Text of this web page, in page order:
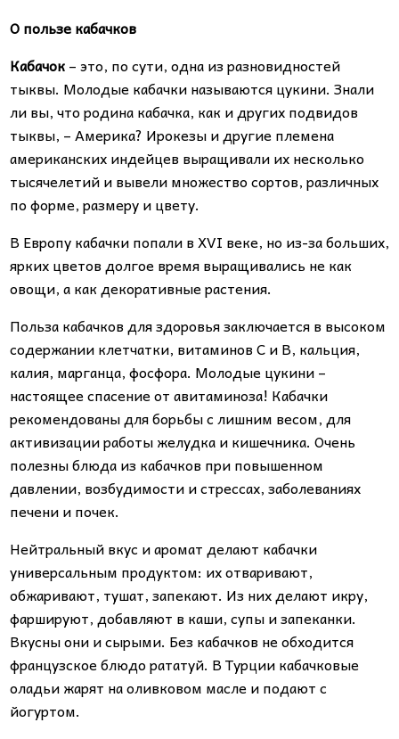
О пользе кабачков
Кабачок– это, по сути, одна из разновидностей
тыквы. Молодые кабачки называются цукини. Знали
ли вы, что родина кабачка, как и других подвидов
тыквы, – Америка? Ирокезы и другие племена
американских индейцев выращивали их несколько
тысячелетий и вывели множество сортов, различных
по форме, размеру и цвету.
В Европу кабачки попали в XVI веке, но из-за больших,
ярких цветов долгое время выращивались не как
овощи, а как декоративные растения.
Польза кабачков для здоровья заключается в высоком
содержании клетчатки, витаминов С и В, кальция,
калия, марганца, фосфора. Молодые цукини –
настоящее спасение от авитаминоза! Кабачки
рекомендованы для борьбы с лишним весом, для
активизации работы желудка и кишечника. Очень
полезны блюда из кабачков при повышенном
давлении, возбудимости и стрессах, заболеваниях
печени и почек.
Нейтральный вкус и аромат делают кабачки
универсальным продуктом: их отваривают,
обжаривают, тушат, запекают. Из них делают икру,
фаршируют, добавляют в каши, супы и запеканки.
Вкусны они и сырыми. Без кабачков не обходится
французское блюдо рататуй. В Турции кабачковые
оладьи жарят на оливковом масле и подают с
йогуртом.